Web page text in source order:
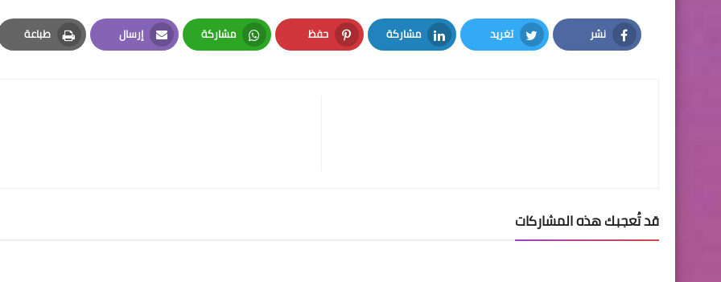
نشر
Facebook
تغريد
Twitter
مشاركة
LinkedIn
حفظ
Pinterest
مشاركة
Whatsapp
إرسال
Email
طباعة
Print
قد تُعجبك هذه المشاركات